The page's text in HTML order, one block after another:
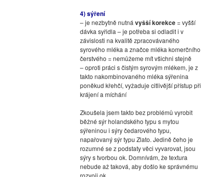
4) sýření
– je nezbytně nutná vyšší korekce= vyšší
dávka syřidla – je potřeba si odladit i v
závislosti na kvalitě zpracovávaného
syrového mléka a značce mléka komerčního
čerstvého = nemůžeme mít všichni stejně
– oproti práci s čistým syrovým mlékem, je z
takto nakombinovaného mléka sýřenina
poněkud křehčí, vyžaduje citlivější přístup při
krájení a míchání
Zkoušela jsem takto bez problémů vyrobit
běžné sýr holandského typu s mytou
sýřeninou i sýry čedarového typu,
napařovaný sýr typu Zlato. Jedině čeho je
rozumné se z podstaty věci vyvarovat, jsou
sýry s tvorbou ok. Domnívám, že textura
nebude až taková, aby došlo ke správnému
rozvoji ok.